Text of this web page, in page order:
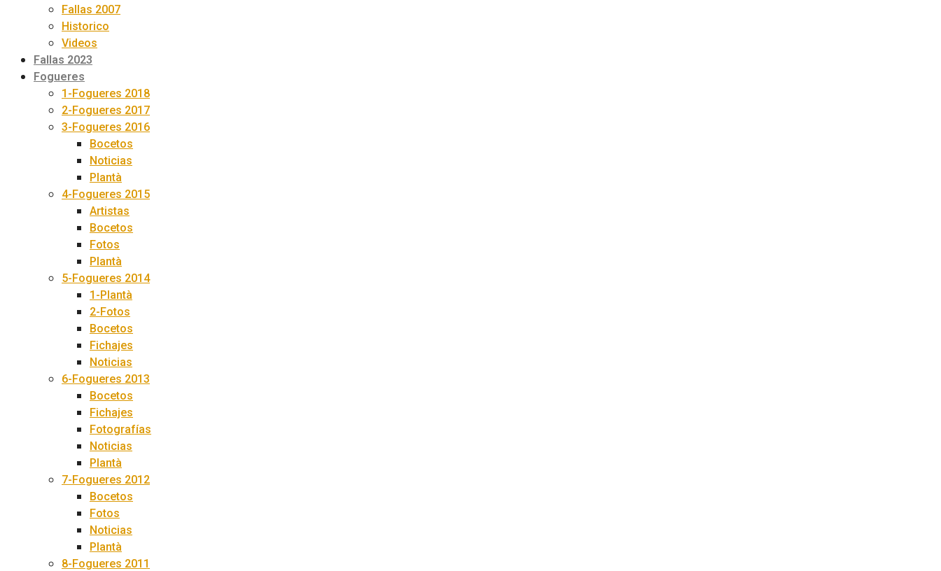
Fallas 2007
Historico
Videos
Fallas 2023
Fogueres
1-Fogueres 2018
2-Fogueres 2017
3-Fogueres 2016
Bocetos
Noticias
Plantà
4-Fogueres 2015
Artistas
Bocetos
Fotos
Plantà
5-Fogueres 2014
1-Plantà
2-Fotos
Bocetos
Fichajes
Noticias
6-Fogueres 2013
Bocetos
Fichajes
Fotografías
Noticias
Plantà
7-Fogueres 2012
Bocetos
Fotos
Noticias
Plantà
8-Fogueres 2011